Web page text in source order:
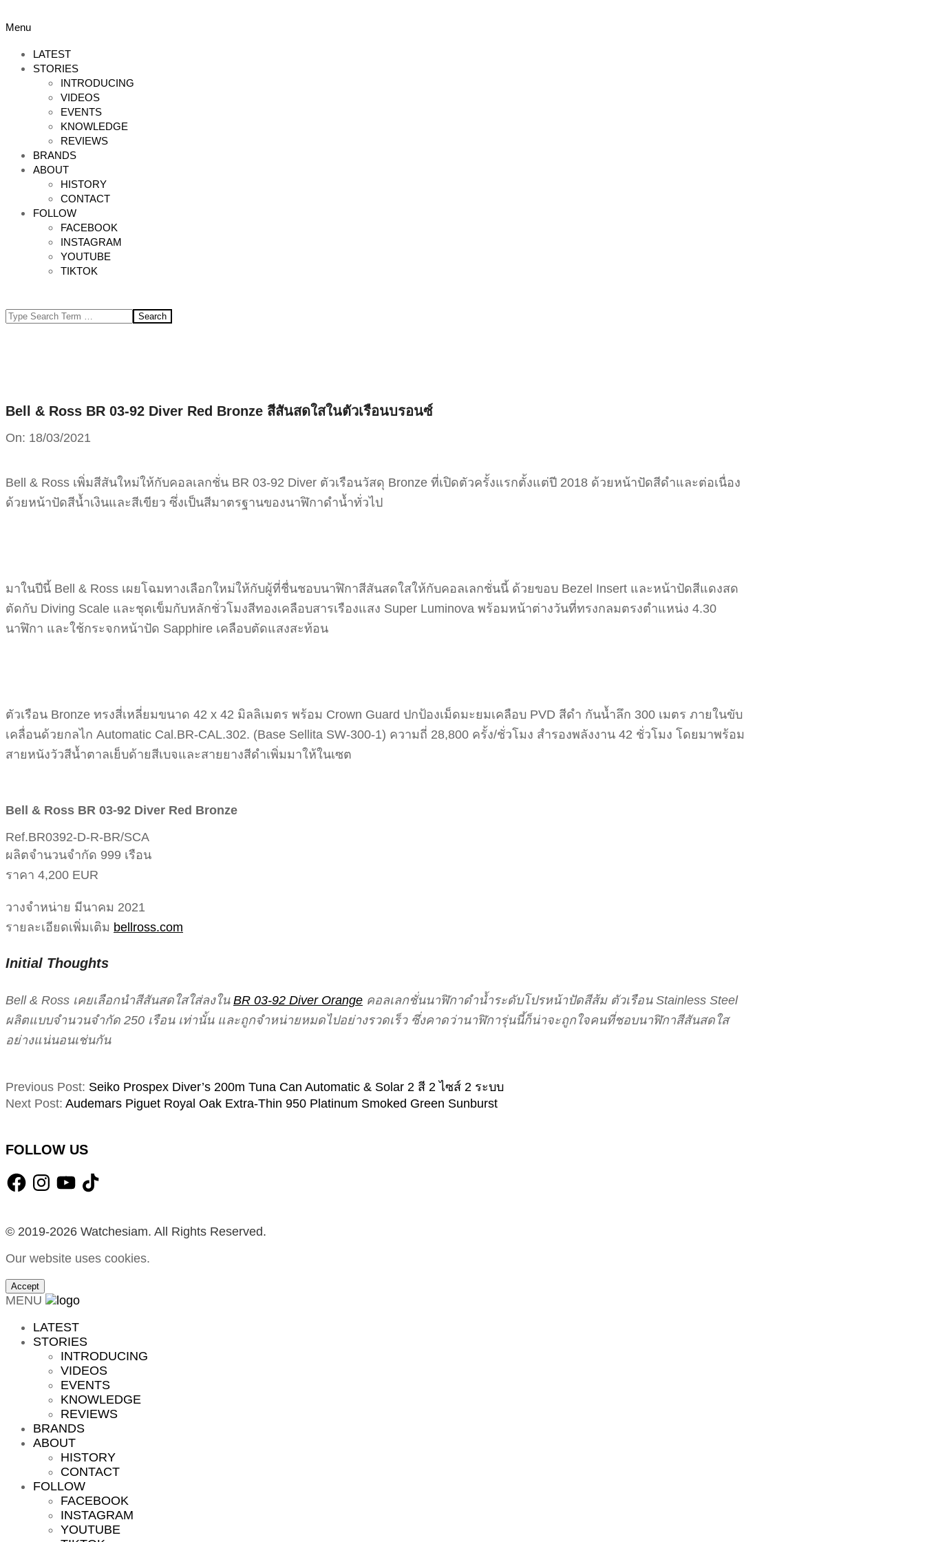
to
Primary
Menu
Menu
LATEST
STORIES
INTRODUCING
VIDEOS
EVENTS
KNOWLEDGE
REVIEWS
BRANDS
ABOUT
HISTORY
CONTACT
FOLLOW
FACEBOOK
INSTAGRAM
YOUTUBE
TIKTOK
Search
Bell & Ross BR 03-92 Diver Red Bronze สีสันสดใสในตัวเรือนบรอนซ์
On: 18/03/2021
Bell & Ross เพิ่มสีสันใหม่ให้กับคอลเลกชั่น BR 03-92 Diver ตัวเรือนวัสดุ Bronze ที่เปิดตัวครั้งแรกตั้งแต่ปี 2018 ด้วยหน้าปัดสีดำและต่อเนื่อง
ด้วยหน้าปัดสีน้ำเงินและสีเขียว ซึ่งเป็นสีมาตรฐานของนาฬิกาดำน้ำทั่วไป
มาในปีนี้ Bell & Ross เผยโฉมทางเลือกใหม่ให้กับผู้ที่ชื่นชอบนาฬิกาสีสันสดใสให้กับคอลเลกชั่นนี้ ด้วยขอบ Bezel Insert และหน้าปัดสีแดงสด
ตัดกับ Diving Scale และชุดเข็มกับหลักชั่วโมงสีทองเคลือบสารเรืองแสง Super Luminova พร้อมหน้าต่างวันที่ทรงกลมตรงตำแหน่ง 4.30
นาฬิกา และใช้กระจกหน้าปัด Sapphire เคลือบตัดแสงสะท้อน
ตัวเรือน Bronze ทรงสี่เหลี่ยมขนาด 42 x 42 มิลลิเมตร พร้อม Crown Guard ปกป้องเม็ดมะยมเคลือบ PVD สีดำ กันน้ำลึก 300 เมตร ภายในขับ
เคลื่อนด้วยกลไก Automatic Cal.BR-CAL.302. (Base Sellita SW-300-1) ความถี่ 28,800 ครั้ง/ชั่วโมง สำรองพลังงาน 42 ชั่วโมง โดยมาพร้อม
สายหนังวัวสีน้ำตาลเย็บด้ายสีเบจและสายยางสีดำเพิ่มมาให้ในเซต
Bell & Ross BR 03-92 Diver Red Bronze
Ref.BR0392-D-R-BR/SCA
ผลิตจำนวนจำกัด 999 เรือน
ราคา 4,200 EUR
วางจำหน่าย มีนาคม 2021
รายละเอียดเพิ่มเติม bellross.com
Initial Thoughts
Bell & Ross เคยเลือกนำสีสันสดใสใส่ลงใน BR 03-92 Diver Orange คอลเลกชั่นนาฬิกาดำน้ำระดับโปรหน้าปัดสีส้ม ตัวเรือน Stainless Steel
ผลิตแบบจำนวนจำกัด 250 เรือน เท่านั้น และถูกจำหน่ายหมดไปอย่างรวดเร็ว ซึ่งคาดว่านาฬิการุ่นนี้ก็น่าจะถูกใจคนที่ชอบนาฬิกาสีสันสดใส
อย่างแน่นอนเช่นกัน
2021-
03-
18
Previous Post: Seiko Prospex Diver’s 200m Tuna Can Automatic & Solar 2 สี 2 ไซส์ 2 ระบบ
Next Post: Audemars Piguet Royal Oak Extra-Thin 950 Platinum Smoked Green Sunburst
FOLLOW US
FacebookInstagramYouTube
TikTok
© 2019-2026 Watchesiam. All Rights Reserved.
Our website uses cookies.
Accept
MENU
LATEST
STORIES
INTRODUCING
VIDEOS
EVENTS
KNOWLEDGE
REVIEWS
BRANDS
ABOUT
HISTORY
CONTACT
FOLLOW
FACEBOOK
INSTAGRAM
YOUTUBE